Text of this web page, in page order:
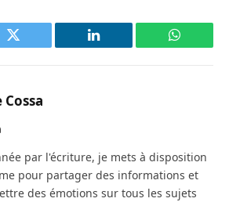
Twitter LinkedIn
Cossa
LinkedIn
par l'écriture, je mets à disposition
pour partager des informations et
des émotions sur tous les sujets